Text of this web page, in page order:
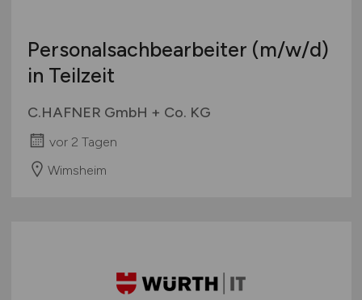
Personalsachbearbeiter (m/w/d)
in Teilzeit
C.HAFNER GmbH + Co. KG
vor 2 Tagen
Wimsheim